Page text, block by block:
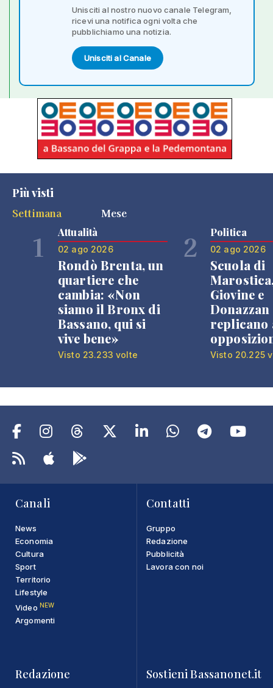
Unisciti al nostro nuovo canale Telegram,
ricevi una notifica ogni volta che
pubblichiamo una notizia.
Unisciti al Canale
Più visti
Settimana
Mese
1 Attualità
02 ago 2026
Rondò Brenta, un
quartiere che
cambia: «Non
siamo il Bronx di
Bassano, qui si
vive bene»
Visto 23.233 volte
2 Politica
02 ago 2026
Scuola di
Giovine e
Donazzan
replicano
Visto 20.225
Canali
News
Economia
Cultura
Sport
Territorio
Lifestyle
Video NEW
Argomenti
Contatti
Gruppo
Redazione
Pubblicità
Lavora con noi
Redazione Sostieni Bassanonet.it